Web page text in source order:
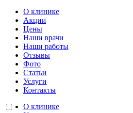
О клинике
Акции
Цены
Наши врачи
Наши работы
Отзывы
Фото
Статьи
Услуги
Контакты
О клинике